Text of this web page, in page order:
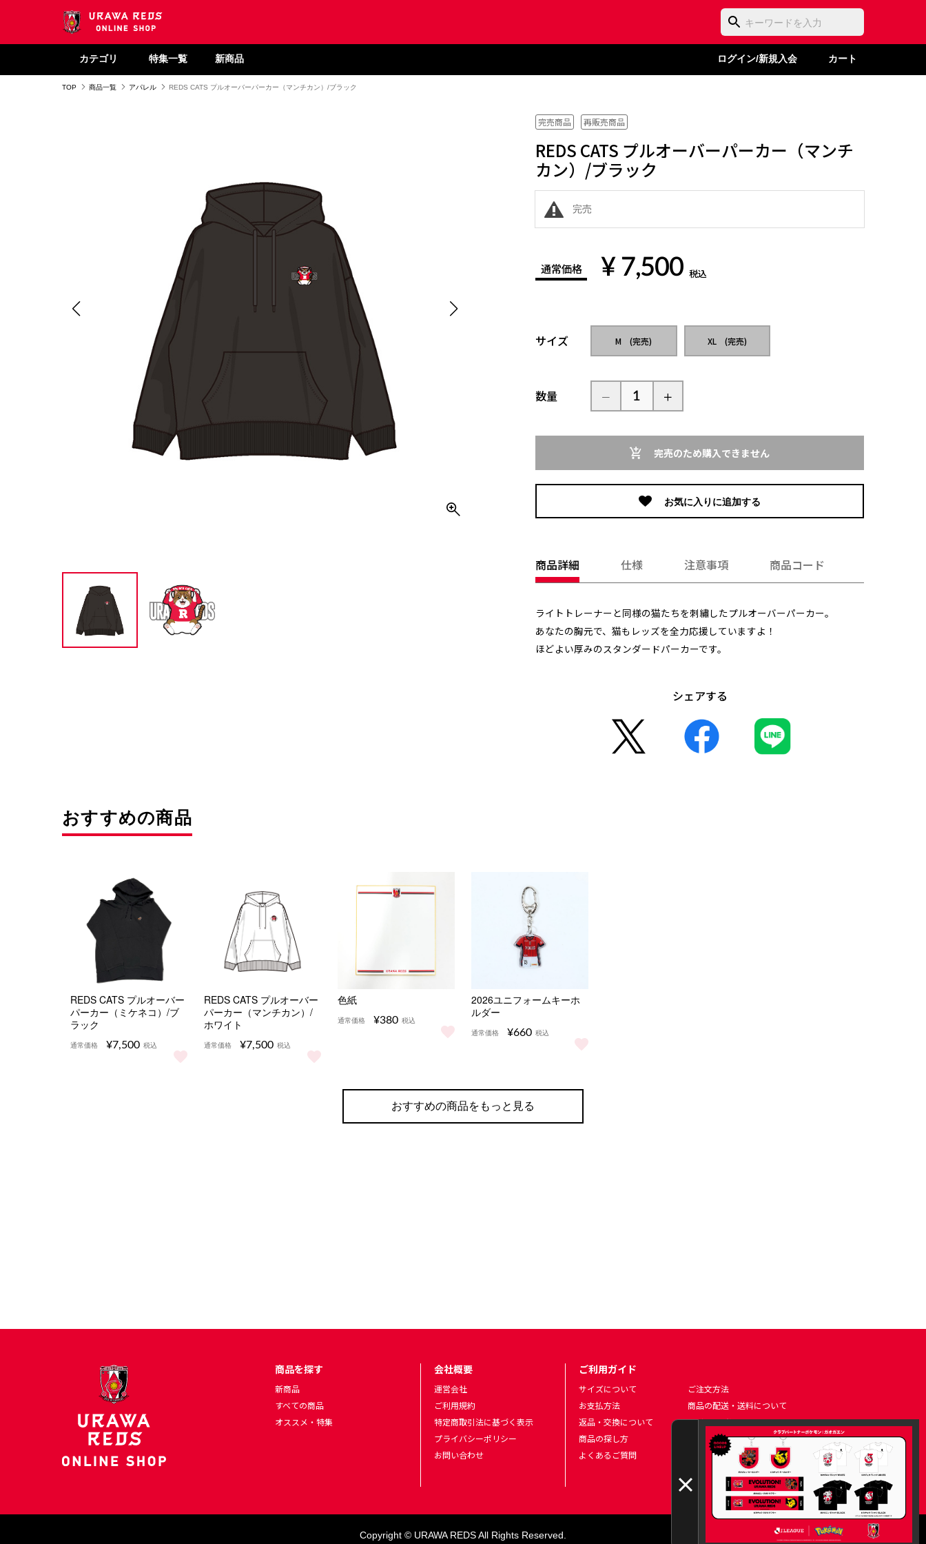
カテゴリ 特集一覧 新商品 ログイン/新規入会 カート
TOP 商品一覧 アパレル REDS CATS プルオーバーパーカー（マンチカン）/ブラック
完売商品 再販売商品
REDS CATS プルオーバーパーカー（マンチ
カン）/ブラック
完売
通常価格 ¥ 7,500 税込
サイズ M (完売) XL (完売)
数量
完売のため購入できません
お気に入りに追加する
商品詳細 仕様 注意事項 商品コード
ライトトレーナーと同様の猫たちを刺繡したプルオーバーパーカー。
あなたの胸元で、猫もレッズを全力応援していますよ！
ほどよい厚みのスタンダードパーカーです。
シェアする
おすすめの商品
REDS CATS プルオーバー
パーカー（ミケネコ）/ブ
ラック
通常価格 ¥7,500 税込
REDS CATS プルオーバーパーカー（ミケネコ）/ブラック をもっと見る
REDS CATS プルオーバー
パーカー（マンチカン）/
ホワイト
通常価格 ¥7,500 税込
REDS CATS プルオーバーパーカー（マンチカン）/ホワイト をもっと見る
色紙
通常価格 ¥380 税込
2026ユニフォームキーホ
ルダー
通常価格 ¥660 税込
2026ユニフォームキーホルダー をもっと見る
おすすめの商品をもっと見る
商品を探す
新商品
すべての商品
オススメ・特集
会社概要
運営会社
ご利用規約
特定商取引法に基づく表示
プライバシーポリシー
お問い合わせ
ご利用ガイド
サイズについて
お支払方法
返品・交換について
商品の探し方
よくあるご質問
ご注文方法
商品の配送・送料について
マイページについて
ポイントの使い方について
Copyright © URAWA REDS All Rights Reserved.